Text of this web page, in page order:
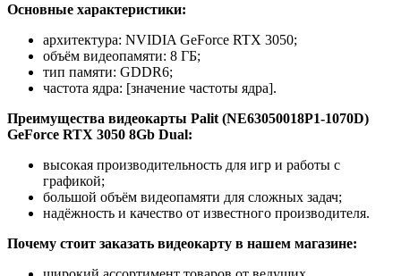
Основные характеристики:
архитектура: NVIDIA GeForce RTX 3050;
объём видеопамяти: 8 ГБ;
тип памяти: GDDR6;
частота ядра: [значение частоты ядра].
Преимущества видеокарты Palit (NE63050018P1-1070D)
GeForce RTX 3050 8Gb Dual:
высокая производительность для игр и работы с
графикой;
большой объём видеопамяти для сложных задач;
надёжность и качество от известного производителя.
Почему стоит заказать видеокарту в нашем магазине: